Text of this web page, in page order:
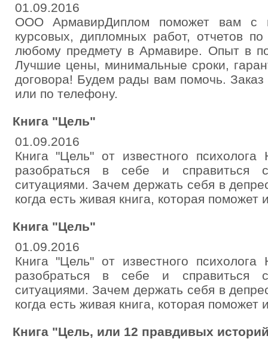
01.09.2016
ООО АрмавирДиплом поможет вам с
курсовых, дипломных работ, отчетов
любому предмету в Армавире. Опыт в
Лучшие цены, минимальные сроки,
договора! Будем рады вам помочь.
или по телефону.
Книга "Цель"
01.09.2016
Книга "Цель" от известного психолога
разобраться в себе и справиться
ситуациями. Зачем держать себя в
когда есть живая книга, которая поможет
Книга "Цель"
01.09.2016
Книга "Цель" от известного психолога
разобраться в себе и справиться
ситуациями. Зачем держать себя в
когда есть живая книга, которая поможет
Книга "Цель, или 12 правдивых